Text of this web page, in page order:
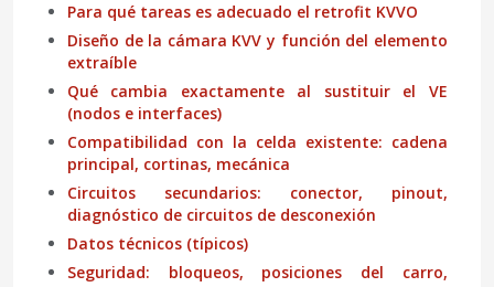
Para qué tareas es adecuado el retrofit KVVO
Diseño de la cámara KVV y función del elemento
extraíble
Qué cambia exactamente al sustituir el VE
(nodos e interfaces)
Compatibilidad con la celda existente: cadena
principal, cortinas, mecánica
Circuitos secundarios: conector, pinout,
diagnóstico de circuitos de desconexión
Datos técnicos (típicos)
Seguridad: bloqueos, posiciones del carro,